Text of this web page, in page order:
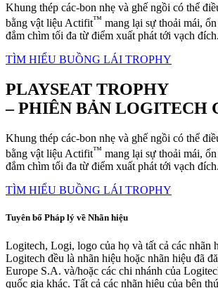
Khung thép các-bon nhẹ và ghế ngồi có thể
bằng vật liệu Actifit™ mang lại sự thoải mái,
đắm chìm tối đa từ điểm xuất phát tới vạch đích.
TÌM HIỂU BUỒNG LÁI TROPHY
PLAYSEAT TROPHY
– PHIÊN BẢN LOGITECH
Khung thép các-bon nhẹ và ghế ngồi có thể
bằng vật liệu Actifit™ mang lại sự thoải mái,
đắm chìm tối đa từ điểm xuất phát tới vạch đích.
TÌM HIỂU BUỒNG LÁI TROPHY
Tuyên bố Pháp lý về Nhãn hiệu
Logitech, Logi, logo của họ và tất cả các nhãn
Logitech đều là nhãn hiệu hoặc nhãn hiệu đã
Europe S.A. và/hoặc các chi nhánh của
quốc gia khác. Tất cả các nhãn hiệu của bên